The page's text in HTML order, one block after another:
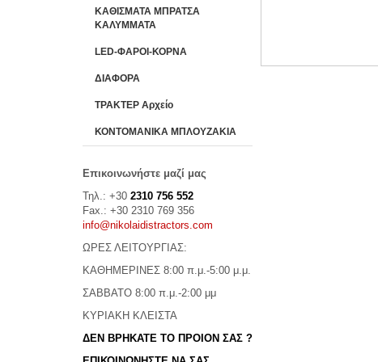
ΚΑΘΙΣΜΑΤΑ ΜΠΡΑΤΣΑ
ΚΑΛΥΜΜΑΤΑ
LED-ΦΑΡΟΙ-ΚΟΡΝΑ
ΔΙΑΦΟΡΑ
ΤΡΑΚΤΕΡ Αρχείο
ΚΟΝΤΟΜΑΝΙΚΑ ΜΠΛΟΥΖΑΚΙΑ
Επικοινωνήστε μαζί μας
Τηλ.: +30 2310 756 552
Fax.: +30 2310 769 356
info@nikolaidistractors.com
ΩΡΕΣ ΛΕΙΤΟΥΡΓΙΑΣ:
ΚΑΘΗΜΕΡΙΝΕΣ 8:00 π.μ.-5:00 μ.μ.
ΣΑΒΒΑΤΟ 8:00 π.μ.-2:00 μμ
ΚΥΡΙΑΚΗ ΚΛΕΙΣΤΑ
ΔΕΝ ΒΡΗΚΑΤΕ ΤΟ ΠΡΟΙΟΝ ΣΑΣ ?